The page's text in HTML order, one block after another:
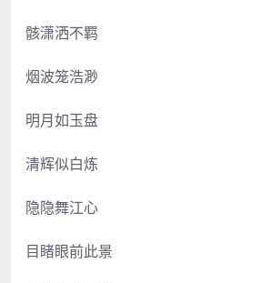
骸潇洒不羁
烟波笼浩渺
明月如玉盘
清辉似白炼
隐隐舞江心
目睹眼前此景